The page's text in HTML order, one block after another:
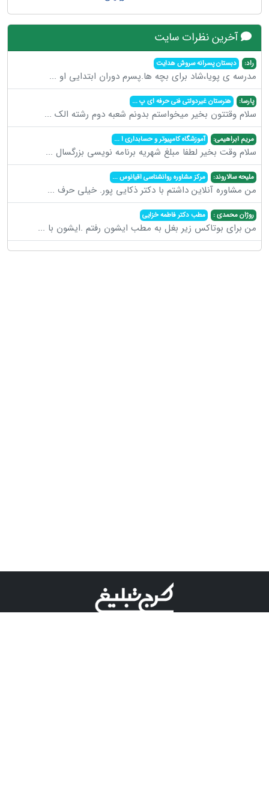
آخرین نظرات سایت
راد: دبستان پسرانه سروش هدایت
مدرسه ی پویا،شاد برای بچه ها.پسرم دوران ابتدایی او ...
پارسا: هنرستان غیردولتی فنی حرفه ای پ...
سلام وقتتون بخیر میخواستم بدونم شعبه دوم رشته الک ...
مریم ابراهیمی: آموزشگاه کامپیوتر و حسابداری ا...
سلام وقت بخیر لطفا مبلغ شهریه برنامه نویسی بزرگسال ...
ملیحه سالاروند: مرکز مشاوره روانشناسی اقیانوس...
من مشاوره آنلاین داشتم با دکتر ذکایی پور. خیلی حرف ...
روژان محمدی : مطب دکتر فاطمه خزایی
من برای بوتاکس زیر بغل به مطب ایشون رفتم .ایشون با ...